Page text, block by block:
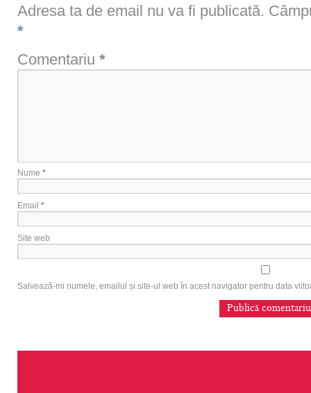
Adresa ta de email nu va fi publicată.
*
Comentariu *
Nume *
Email *
Site web
Salvează-mi numele, emailul și site-ul web în acest navigator pentru data